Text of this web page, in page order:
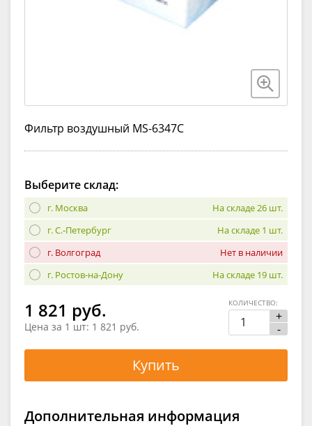
Фильтр воздушный MS-6347C
Выберите склад:
г. Москва
На складе 26 шт.
г. С.-Петербург
На складе 1 шт.
г. Волгоград
Нет в наличии
г. Ростов-на-Дону
На складе 19 шт.
1 821 руб.
Цена за 1 шт: 1 821 руб.
+
-
КОЛИЧЕСТВО:
Купить
Дополнительная информация